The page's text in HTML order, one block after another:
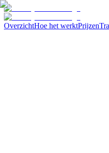
OverzichtHoe het werktPrijzen